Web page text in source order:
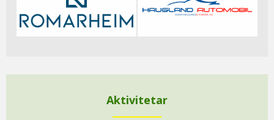
Aktivitetar